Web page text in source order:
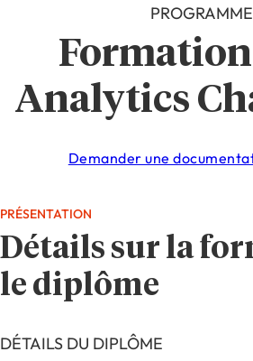
PROGRAMME
Analytics
Demander une
PRÉSENTATION
Détails sur la
le diplôme
DÉTAILS DU DIPLÔME